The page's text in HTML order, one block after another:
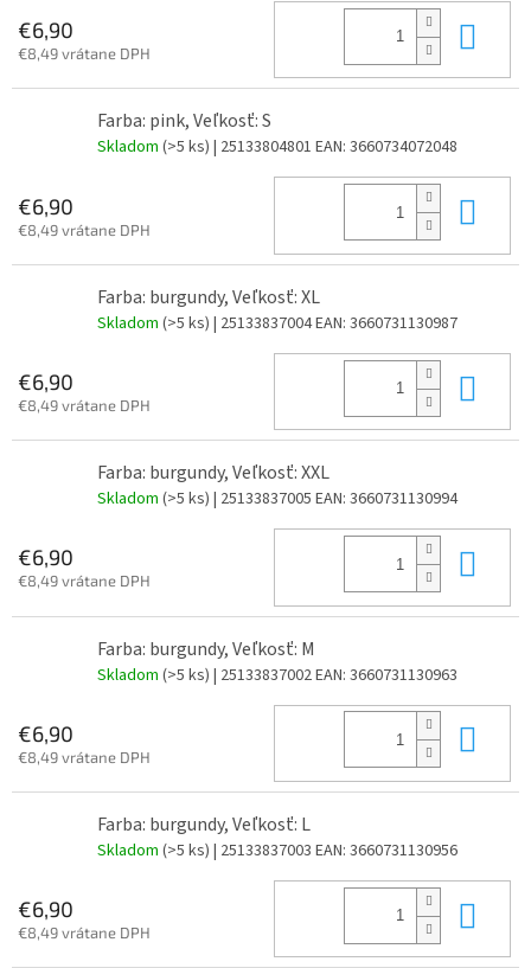
€6,90
€8,49 vrátane DPH
Farba: pink, Veľkosť: S
Skladom (>5 ks) | 25133804801 EAN: 3660734072048
€6,90
€8,49 vrátane DPH
Farba: burgundy, Veľkosť: XL
Skladom (>5 ks) | 25133837004EAN: 3660731130987
€6,90
€8,49 vrátane DPH
Farba: burgundy, Veľkosť: XXL
Skladom (>5 ks) | 25133837005 EAN: 3660731130994
€6,90
€8,49 vrátane DPH
Farba: burgundy, Veľkosť: M
Skladom (>5 ks) | 25133837002EAN: 3660731130963
€6,90
€8,49 vrátane DPH
Farba: burgundy, Veľkosť: L
Skladom (>5 ks) | 25133837003 EAN: 3660731130956
€6,90
€8,49 vrátane DPH